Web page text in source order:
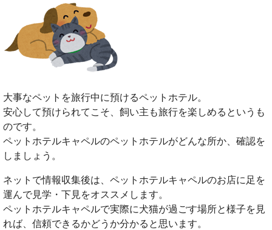
大事なペットを旅行中に預けるペットホテル。
安心して預けられてこそ、飼い主も旅行を楽しめるというも
のです。
ペットホテルキャペルのペットホテルがどんな所か、確認を
しましょう。
ネットで情報収集後は、ペットホテルキャペルのお店に足を
運んで見学・下見をオススメします。
ペットホテルキャペルで実際に犬猫が過ごす場所と様子を見
れば、信頼できるかどうか分かると思います。